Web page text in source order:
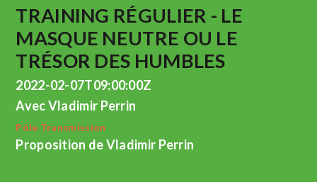
TRAINING RÉGULIER - LE
MASQUE NEUTRE OU LE
TRÉSOR DES HUMBLES
2022-02-07T09:00:00Z
Avec Vladimir Perrin
Pôle Transmission
Proposition de Vladimir Perrin